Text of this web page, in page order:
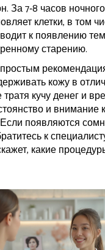
За 7‑8 часов
клетки, в том
к появлению
старению.
кожу в
кучу денег и
и внимание
появляются
к
какие